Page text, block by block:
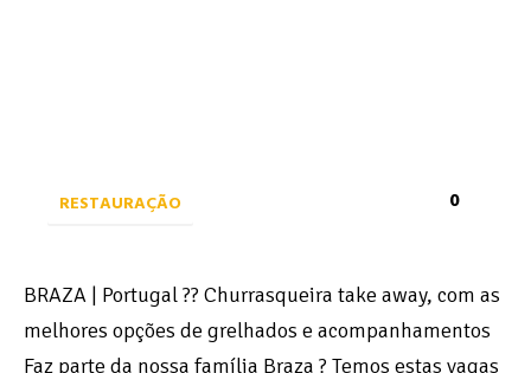
RESTAURAÇÃO 0
BRAZA | Portugal ?? Churrasqueira take away, com as
melhores opções de grelhados e acompanhamentos
Faz parte da nossa família Braza ? Temos estas vagas